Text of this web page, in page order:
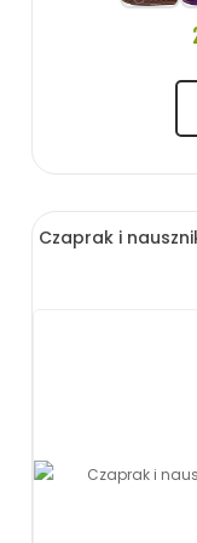
Czaprak i